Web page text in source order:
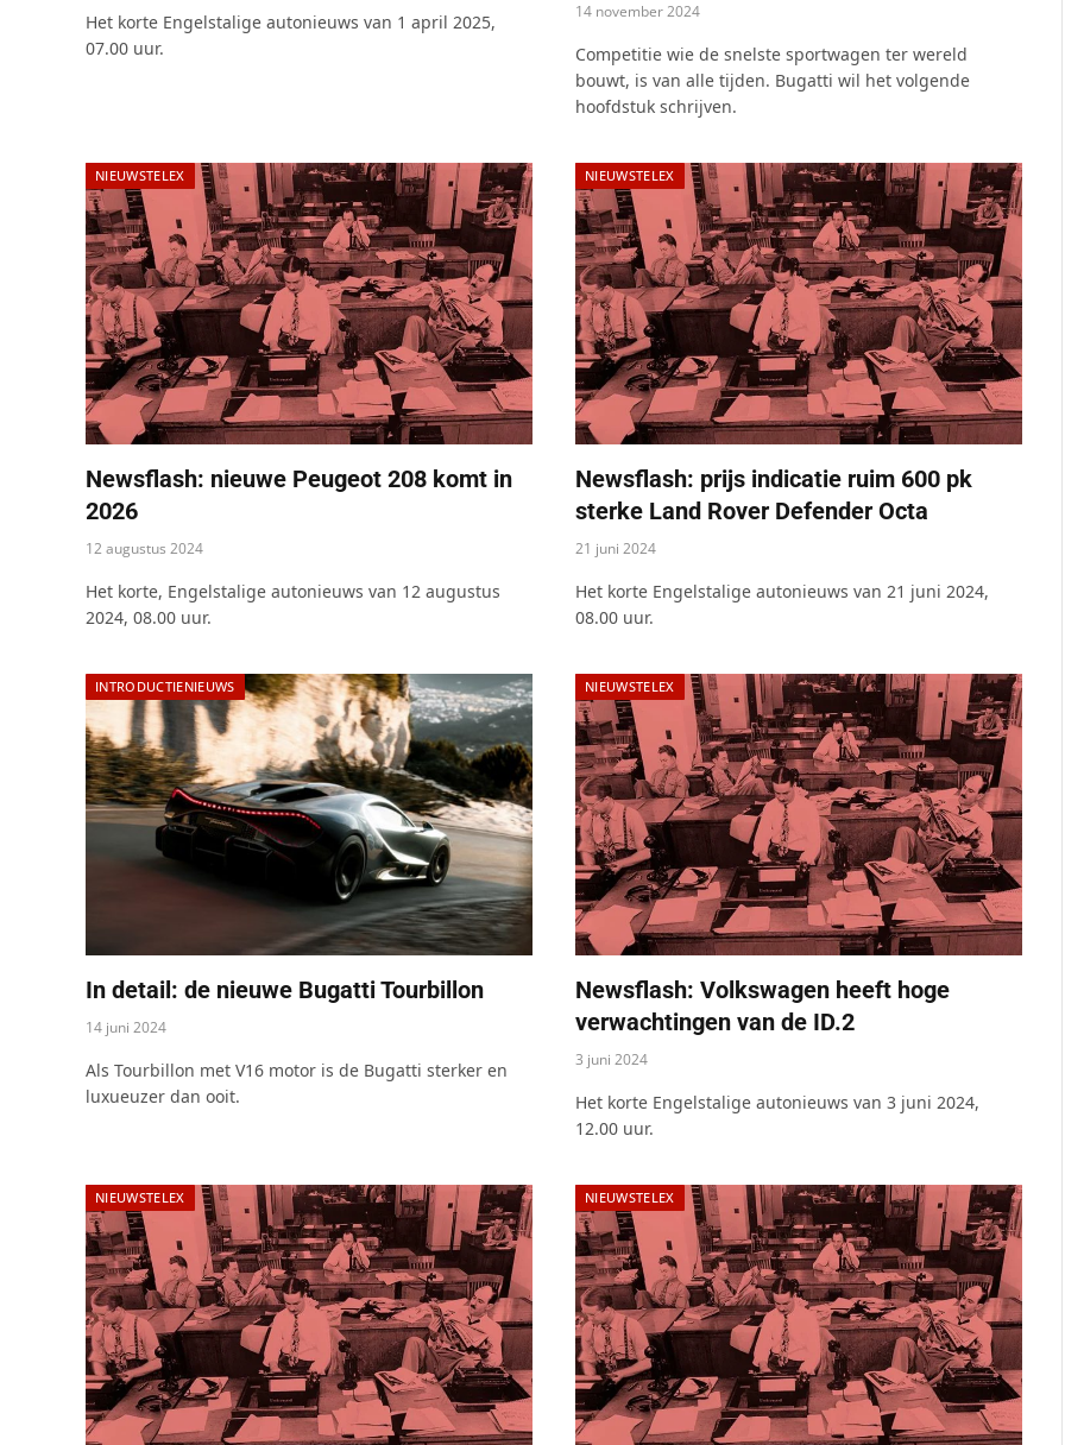
Het korte Engelstalige autonieuws van 1 april 2025,
07.00 uur.
14 november 2024
Competitie wie de snelste sportwagen ter wereld
bouwt, is van alle tijden. Bugatti wil het volgende
hoofdstuk schrijven.
NIEUWSTELEX
Newsflash: nieuwe Peugeot 208 komt in
2026
12 augustus 2024
Het korte, Engelstalige autonieuws van 12 augustus
2024, 08.00 uur.
NIEUWSTELEX
Newsflash: prijs indicatie ruim 600 pk
sterke Land Rover Defender Octa
21 juni 2024
Het korte Engelstalige autonieuws van 21 juni 2024,
08.00 uur.
INTRODUCTIENIEUWS
In detail: de nieuwe Bugatti Tourbillon
14 juni 2024
Als Tourbillon met V16 motor is de Bugatti sterker en
luxueuzer dan ooit.
NIEUWSTELEX
Newsflash: Volkswagen heeft hoge
verwachtingen van de ID.2
3 juni 2024
Het korte Engelstalige autonieuws van 3 juni 2024,
12.00 uur.
NIEUWSTELEX NIEUWSTELEX